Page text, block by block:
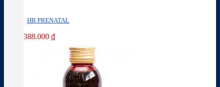
HB PRENATAL
388.000 ₫